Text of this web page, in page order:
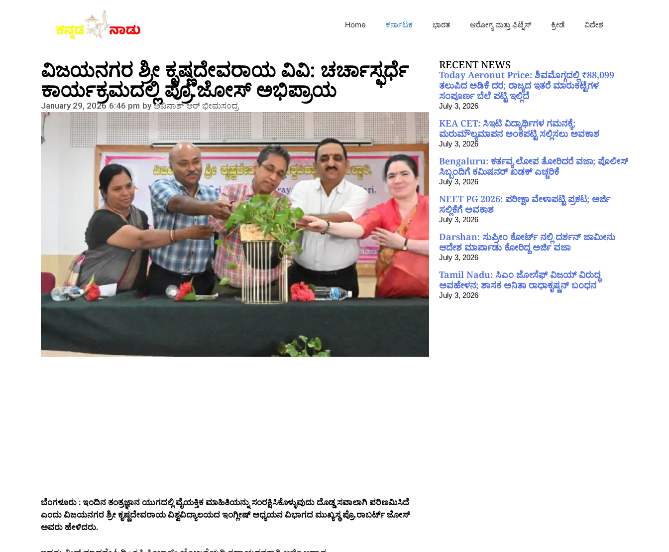
Home ಕರ್ನಾಟಕ ಭಾರತ ಆರೋಗ್ಯ ಮತ್ತು ಫಿಟ್ನೆಸ್ ಕ್ರೀಡೆ ವಿದೇಶ
ವಿಜಯನಗರ ಶ್ರೀ ಕೃಷ್ಣದೇವರಾಯ ವಿವಿ: ಚರ್ಚಾಸ್ಫರ್ಧೆ
ಕಾರ್ಯಕ್ರಮದಲ್ಲಿ ಪ್ರೊ.ಜೋಸ್ ಅಭಿಪ್ರಾಯ
January 29, 2026 6:46 pm byಅವಿನಾಶ್‌ ಆರ್‌ ಭೀಮಸಂದ್ರ
ಬೆಂಗಳೂರು : ಇಂದಿನ ತಂತ್ರಜ್ಞಾನ ಯುಗದಲ್ಲಿ ವೈಯಕ್ತಿಕ ಮಾಹಿತಿಯನ್ನು ಸಂರಕ್ಷಿಸಿಕೊಳ್ಳುವುದು ದೊಡ್ಡ ಸವಾಲಾಗಿ ಪರಿಣಮಿಸಿದೆ
ಎಂದು ವಿಜಯನಗರ ಶ್ರೀ ಕೃಷ್ಣದೇವರಾಯ ವಿಶ್ವವಿದ್ಯಾಲಯದ ಇಂಗ್ಲೀಷ್ ಅಧ್ಯಯನ ವಿಭಾಗದ ಮುಖ್ಯಸ್ಥ ಪ್ರೊ.ರಾಬರ್ಟ್ ಜೋಸ್
ಅವರು ಹೇಳಿದರು.
RECENT NEWS
Today Aeronut Price: ಶಿವಮೊಗ್ಗದಲ್ಲಿ ₹88,099
ತಲುಪಿದ ಅಡಿಕೆ ದರ; ರಾಜ್ಯದ ಇತರೆ ಮಾರುಕಟ್ಟೆಗಳ
ಸಂಪೂರ್ಣ ಬೆಲೆ ಪಟ್ಟಿ ಇಲ್ಲಿದೆ
July 3, 2026
KEA CET: ಸಿಇಟಿ ವಿದ್ಯಾರ್ಥಿಗಳ ಗಮನಕ್ಕೆ;
ಮರುಮೌಲ್ಯಮಾಪನ ಅಂಕಪಟ್ಟಿ ಸಲ್ಲಿಸಲು ಅವಕಾಶ
July 3, 2026
Bengaluru: ಕರ್ತವ್ಯ ಲೋಪ ತೋರಿದರೆ ವಜಾ; ಪೊಲೀಸ್
ಸಿಬ್ಬಂದಿಗೆ ಕಮಿಷನರ್ ಖಡಕ್ ಎಚ್ಚರಿಕೆ
July 3, 2026
NEET PG 2026: ಪರೀಕ್ಷಾ ವೇಳಾಪಟ್ಟಿ ಪ್ರಕಟ; ಅರ್ಜಿ
ಸಲ್ಲಿಕೆಗೆ ಅವಕಾಶ
July 3, 2026
Darshan: ಸುಪ್ರೀಂ ಕೋರ್ಟ್ ನಲ್ಲಿ ದರ್ಶನ್ ಜಾಮೀನು
ಆದೇಶ ಮಾರ್ಪಾಡು ಕೋರಿದ್ದ ಅರ್ಜಿ ವಜಾ
July 3, 2026
Tamil Nadu: ಸಿಎಂ ಜೋಸೆಫ್ ವಿಜಯ್ ವಿರುದ್ಧ
ಅವಹೇಳನ; ಶಾಸಕ ಅನಿತಾ ರಾಧಾಕೃಷ್ಣನ್ ಬಂಧನ
July 3, 2026